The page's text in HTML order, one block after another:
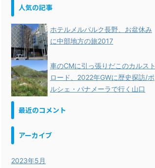
人気の記事
ホテルメルパルク長野、お盆休み
に中部地方の旅2017
車のCMに引っ張りだこのカルスト
ロード、2022年GWに歴史探訪/ポ
ルシェ・パナメーラで行く山口
最近のコメント
アーカイブ
2023年5月